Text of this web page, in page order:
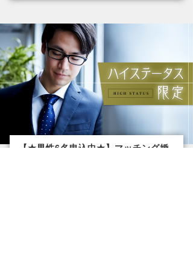
【★男性6名申込中★】マッチング婚